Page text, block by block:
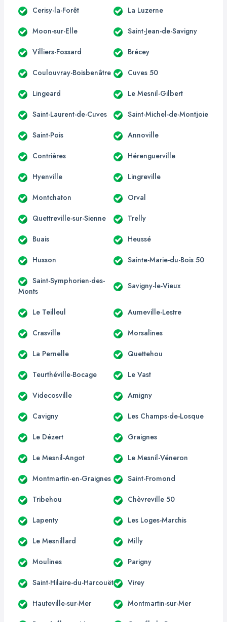
Cerisy-la-Forêt La Luzerne
Moon-sur-Elle Saint-Jean-de-Savigny
Villiers-Fossard Brécey
Coulouvray-Boisbenâtre Cuves 50
Lingeard Le Mesnil-Gilbert
Saint-Laurent-de-Cuves Saint-Michel-de-Montjoie
Saint-Pois Annoville
Contrières Hérenguerville
Hyenville Lingreville
Montchaton Orval
Quettreville-sur-Sienne Trelly
Buais Heussé
Husson Sainte-Marie-du-Bois 50
Saint-Symphorien-des-
Monts
Savigny-le-Vieux
Le Teilleul Aumeville-Lestre
Crasville Morsalines
La Pernelle Quettehou
Teurthéville-Bocage Le Vast
Videcosville Amigny
Cavigny Les Champs-de-Losque
Le Dézert Graignes
Le Mesnil-Angot Le Mesnil-Véneron
Montmartin-en-Graignes Saint-Fromond
Tribehou Chèvreville 50
Lapenty Les Loges-Marchis
Le Mesnillard Milly
Moulines Parigny
Saint-Hilaire-du-Harcouët Virey
Hauteville-sur-Mer Montmartin-sur-Mer